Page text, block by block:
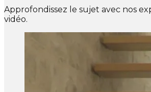
Approfondissez le sujet avec nos
vidéo.